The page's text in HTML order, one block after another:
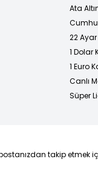
Ata
22
1 Dolar
1 Euro
Canlı
Süper
takip etmek